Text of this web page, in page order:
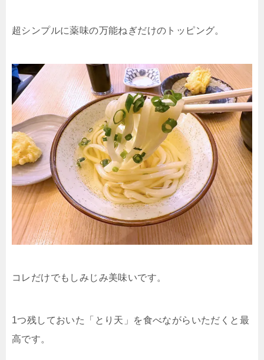
超シンプルに薬味の万能ねぎだけのトッピング。
コレだけでもしみじみ美味いです。
1つ残しておいた「とり天」を食べながらいただくと最
高です。